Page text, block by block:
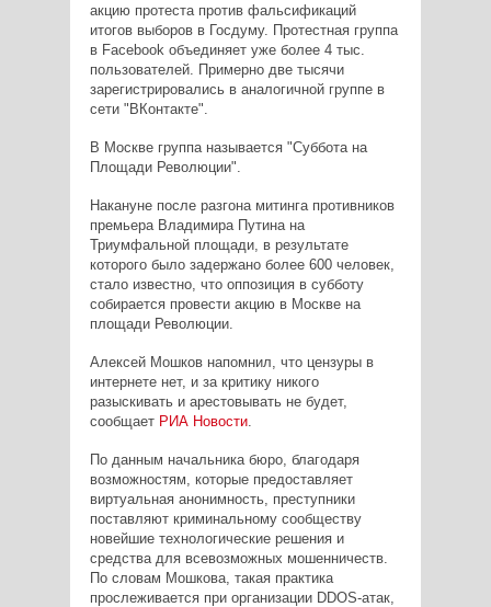
акцию протеста против фальсификаций
итогов выборов в Госдуму. Протестная группа
в Facebook объединяет уже более 4 тыс.
пользователей. Примерно две тысячи
зарегистрировались в аналогичной группе в
сети "ВКонтакте".
В Москве группа называется "Суббота на
Площади Революции".
Накануне после разгона митинга противников
премьера Владимира Путина на
Триумфальной площади, в результате
которого было задержано более 600 человек,
стало известно, что оппозиция в субботу
собирается провести акцию в Москве на
площади Революции.
Алексей Мошков напомнил, что цензуры в
интернете нет, и за критику никого
разыскивать и арестовывать не будет,
сообщает РИА Новости.
По данным начальника бюро, благодаря
возможностям, которые предоставляет
виртуальная анонимность, преступники
поставляют криминальному сообществу
новейшие технологические решения и
средства для всевозможных мошенничеств.
По словам Мошкова, такая практика
прослеживается при организации DDОS-атак,